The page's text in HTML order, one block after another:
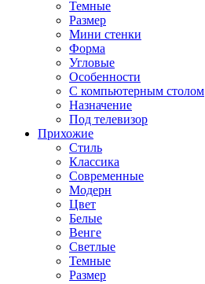
Темные
Размер
Мини стенки
Форма
Угловые
Особенности
С компьютерным столом
Назначение
Под телевизор
Прихожие
Стиль
Классика
Современные
Модерн
Цвет
Белые
Венге
Светлые
Темные
Размер